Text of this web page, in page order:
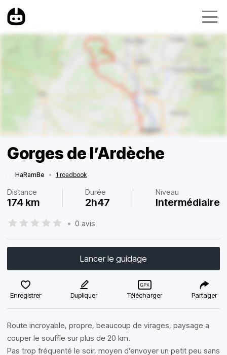
Gorges de l’Ardèche
HaRamBe • 1 roadbook
Distance
174 km
Durée
2h47
Niveau
Intermédiaire
• 0 avis
Lancer le guidage
Enregistrer Dupliquer Télécharger Partager
Route incroyable, propre, beaucoup de virages, paysage a
couper le souffle sur plus de 20 km.
Pas trop fréquenté le soir, moyen d’envoyer un petit peu sans